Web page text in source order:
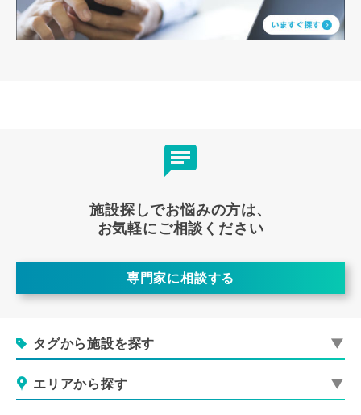
施設探しでお悩みの方は、
お気軽にご相談ください
専門家に相談する
タグから施設を探す
エリアから探す